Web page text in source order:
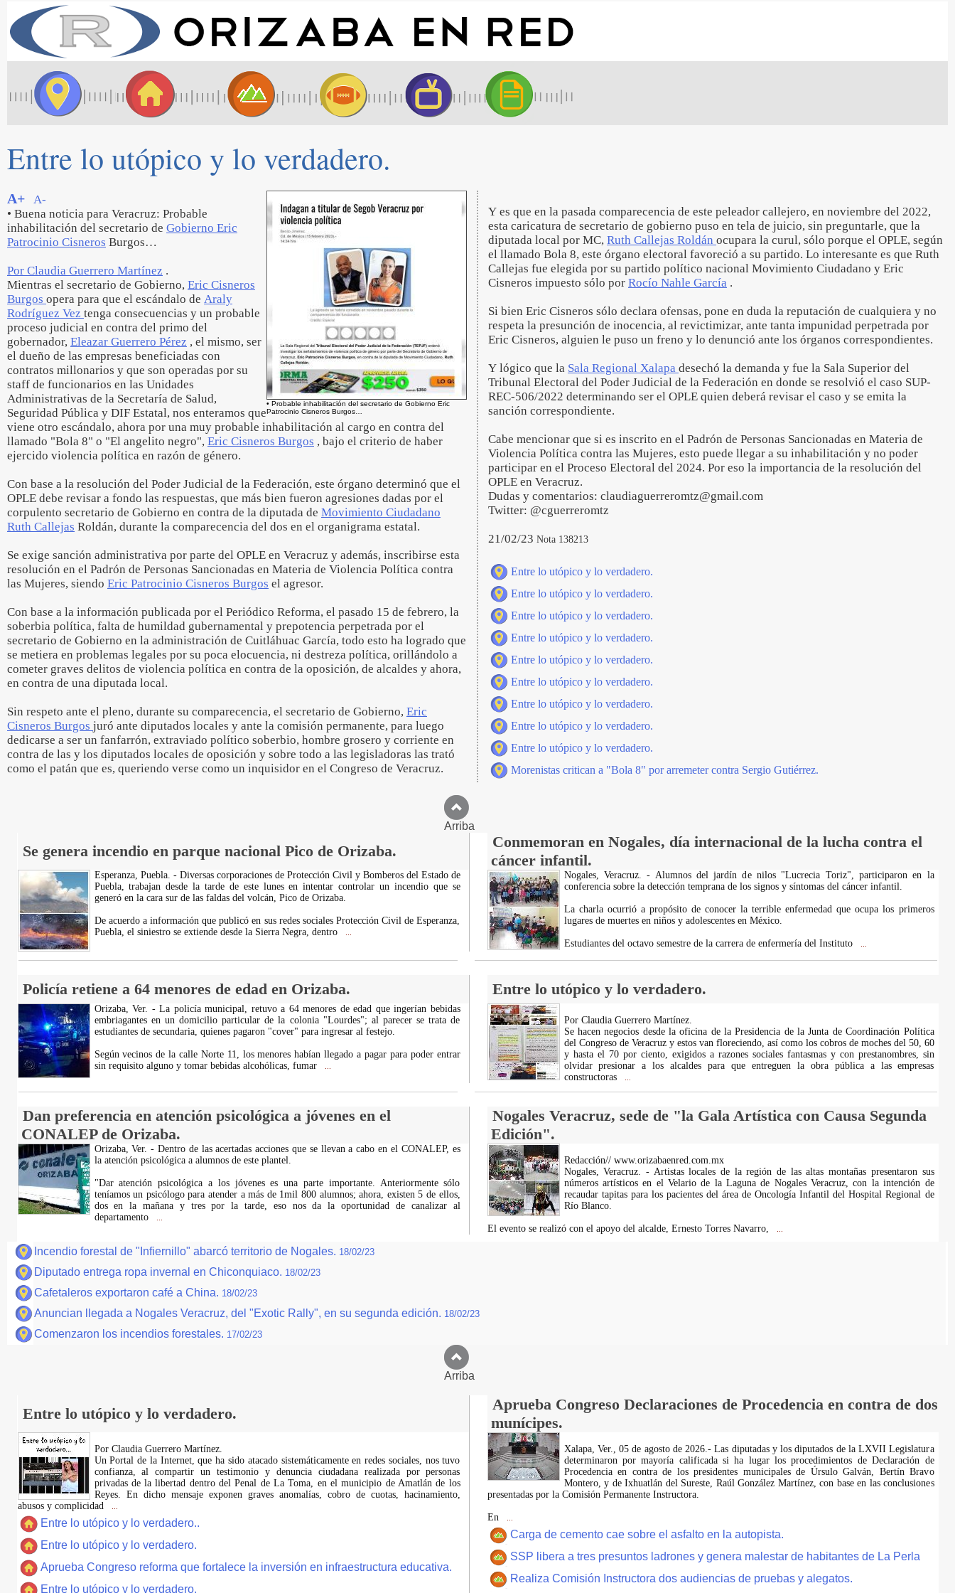
Entre lo utópico y lo verdadero.
• Probable inhabilitación del secretario de Gobierno Eric
Patrocinio Cisneros Burgos…
A+
A-
• Buena noticia para Veracruz: Probable
inhabilitación del secretario de Gobierno Eric
Patrocinio Cisneros Burgos…
Por Claudia Guerrero Martínez .
Mientras el secretario de Gobierno, Eric Cisneros
Burgos opera para que el escándalo de Araly
Rodríguez Vez tenga consecuencias y un probable
proceso judicial en contra del primo del
gobernador, Eleazar Guerrero Pérez , el mismo, ser
el dueño de las empresas beneficiadas con
contratos millonarios y que son operadas por su
staff de funcionarios en las Unidades
Administrativas de la Secretaría de Salud,
Seguridad Pública y DIF Estatal, nos enteramos que
viene otro escándalo, ahora por una muy probable inhabilitación al cargo en contra del
llamado "Bola 8" o "El angelito negro", Eric Cisneros Burgos , bajo el criterio de haber
ejercido violencia política en razón de género.
Con base a la resolución del Poder Judicial de la Federación, este órgano determinó que el
OPLE debe revisar a fondo las respuestas, que más bien fueron agresiones dadas por el
corpulento secretario de Gobierno en contra de la diputada de Movimiento Ciudadano
Ruth Callejas Roldán, durante la comparecencia del dos en el organigrama estatal.
Se exige sanción administrativa por parte del OPLE en Veracruz y además, inscribirse esta
resolución en el Padrón de Personas Sancionadas en Materia de Violencia Política contra
las Mujeres, siendo Eric Patrocinio Cisneros Burgos el agresor.
Con base a la información publicada por el Periódico Reforma, el pasado 15 de febrero, la
soberbia política, falta de humildad gubernamental y prepotencia perpetrada por el
secretario de Gobierno en la administración de Cuitláhuac García, todo esto ha logrado que
se metiera en problemas legales por su poca elocuencia, ni destreza política, orillándolo a
cometer graves delitos de violencia política en contra de la oposición, de alcaldes y ahora,
en contra de una diputada local.
Sin respeto ante el pleno, durante su comparecencia, el secretario de Gobierno, Eric
Cisneros Burgos juró ante diputados locales y ante la comisión permanente, para luego
dedicarse a ser un fanfarrón, extraviado político soberbio, hombre grosero y corriente en
contra de las y los diputados locales de oposición y sobre todo a las legisladoras las trató
como el patán que es, queriendo verse como un inquisidor en el Congreso de Veracruz.
Y es que en la pasada comparecencia de este peleador callejero, en noviembre del 2022,
esta caricatura de secretario de gobierno puso en tela de juicio, sin preguntarle, que la
diputada local por MC, Ruth Callejas Roldán ocupara la curul, sólo porque el OPLE, según
el llamado Bola 8, este órgano electoral favoreció a su partido. Lo interesante es que Ruth
Callejas fue elegida por su partido político nacional Movimiento Ciudadano y Eric
Cisneros impuesto sólo por Rocío Nahle García .
Si bien Eric Cisneros sólo declara ofensas, pone en duda la reputación de cualquiera y no
respeta la presunción de inocencia, al revictimizar, ante tanta impunidad perpetrada por
Eric Cisneros, alguien le puso un freno y lo denunció ante los órganos correspondientes.
Y lógico que la Sala Regional Xalapa desechó la demanda y fue la Sala Superior del
Tribunal Electoral del Poder Judicial de la Federación en donde se resolvió el caso SUP-
REC-506/2022 determinando ser el OPLE quien deberá revisar el caso y se emita la
sanción correspondiente.
Cabe mencionar que si es inscrito en el Padrón de Personas Sancionadas en Materia de
Violencia Política contra las Mujeres, esto puede llegar a su inhabilitación y no poder
participar en el Proceso Electoral del 2024. Por eso la importancia de la resolución del
OPLE en Veracruz.
Dudas y comentarios: claudiaguerreromtz@gmail.com
Twitter: @cguerreromtz
21/02/23 Nota 138213
Entre lo utópico y lo verdadero.
Entre lo utópico y lo verdadero.
Entre lo utópico y lo verdadero.
Entre lo utópico y lo verdadero.
Entre lo utópico y lo verdadero.
Entre lo utópico y lo verdadero.
Entre lo utópico y lo verdadero.
Entre lo utópico y lo verdadero.
Entre lo utópico y lo verdadero.
Morenistas critican a "Bola 8" por arremeter contra Sergio Gutiérrez.
Arriba
Se genera incendio en parque nacional Pico de Orizaba.
Conmemoran en Nogales, día internacional de la lucha contra el
cáncer infantil.
Esperanza, Puebla. - Diversas corporaciones de Protección Civil y Bomberos del Estado de
Puebla, trabajan desde la tarde de este lunes en intentar controlar un incendio que se
generó en la cara sur de las faldas del volcán, Pico de Orizaba.
De acuerdo a información que publicó en sus redes sociales Protección Civil de Esperanza,
Puebla, el siniestro se extiende desde la Sierra Negra, dentro
Nogales, Veracruz. - Alumnos del jardín de nilos "Lucrecia Toriz", participaron en la
conferencia sobre la detección temprana de los signos y síntomas del cáncer infantil.
La charla ocurrió a propósito de conocer la terrible enfermedad que ocupa los primeros
lugares de muertes en niños y adolescentes en México.
Estudiantes del octavo semestre de la carrera de enfermería del Instituto
Policía retiene a 64 menores de edad en Orizaba. Entre lo utópico y lo verdadero.
Orizaba, Ver. - La policía municipal, retuvo a 64 menores de edad que ingerían bebidas
embriagantes en un domicilio particular de la colonia "Lourdes"; al parecer se trata de
estudiantes de secundaria, quienes pagaron "cover" para ingresar al festejo.
Según vecinos de la calle Norte 11, los menores habían llegado a pagar para poder entrar
sin requisito alguno y tomar bebidas alcohólicas, fumar
Por Claudia Guerrero Martínez.
Se hacen negocios desde la oficina de la Presidencia de la Junta de Coordinación Política
del Congreso de Veracruz y estos van floreciendo, así como los cobros de moches del 50, 60
y hasta el 70 por ciento, exigidos a razones sociales fantasmas y con prestanombres, sin
olvidar presionar a los alcaldes para que entreguen la obra pública a las empresas
constructoras
Dan preferencia en atención psicológica a jóvenes en el
CONALEP de Orizaba.
Nogales Veracruz, sede de "la Gala Artística con Causa Segunda
Edición".
Orizaba, Ver. - Dentro de las acertadas acciones que se llevan a cabo en el CONALEP, es
la atención psicológica a alumnos de este plantel.
"Dar atención psicológica a los jóvenes es una parte importante. Anteriormente sólo
teníamos un psicólogo para atender a más de 1mil 800 alumnos; ahora, existen 5 de ellos,
dos en la mañana y tres por la tarde, eso nos da la oportunidad de canalizar al
departamento
Redacción// www.orizabaenred.com.mx
Nogales, Veracruz. - Artistas locales de la región de las altas montañas presentaron sus
números artísticos en el Velario de la Laguna de Nogales Veracruz, con la intención de
recaudar tapitas para los pacientes del área de Oncología Infantil del Hospital Regional de
Río Blanco.
El evento se realizó con el apoyo del alcalde, Ernesto Torres Navarro,
Incendio forestal de "Infiernillo" abarcó territorio de Nogales. 18/02/23
Diputado entrega ropa invernal en Chiconquiaco. 18/02/23
Cafetaleros exportaron café a China. 18/02/23
Anuncian llegada a Nogales Veracruz, del "Exotic Rally", en su segunda edición. 18/02/23
Comenzaron los incendios forestales. 17/02/23
Arriba
Entre lo utópico y lo verdadero.
Aprueba Congreso Declaraciones de Procedencia en contra de dos
munícipes.
Por Claudia Guerrero Martínez.
​Un Portal de la Internet, que ha sido atacado sistemáticamente en redes sociales, nos tuvo
confianza, al compartir un testimonio y denuncia ciudadana realizada por personas
privadas de la libertad dentro del Penal de La Toma, en el municipio de Amatlán de los
Reyes. En dicho mensaje exponen graves anomalías, cobro de cuotas, hacinamiento,
abusos y complicidad
Entre lo utópico y lo verdadero..
Entre lo utópico y lo verdadero.
Aprueba Congreso reforma que fortalece la inversión en infraestructura educativa.
Entre lo utópico y lo verdadero.
Xalapa, Ver., 05 de agosto de 2026.- Las diputadas y los diputados de la LXVII Legislatura
determinaron por mayoría calificada si ha lugar los procedimientos de Declaración de
Procedencia en contra de los presidentes municipales de Úrsulo Galván, Bertín Bravo
Montero, y de Ixhuatlán del Sureste, Raúl González Martínez, con base en las conclusiones
presentadas por la Comisión Permanente Instructora.
En
Carga de cemento cae sobre el asfalto en la autopista.
SSP libera a tres presuntos ladrones y genera malestar de habitantes de La Perla
Realiza Comisión Instructora dos audiencias de pruebas y alegatos.